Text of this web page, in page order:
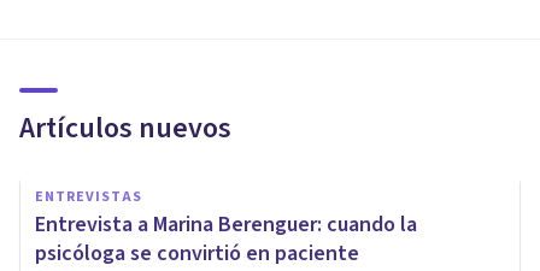
Artículos nuevos
ENTREVISTAS
Entrevista a Marina Berenguer: cuando la
psicóloga se convirtió en paciente